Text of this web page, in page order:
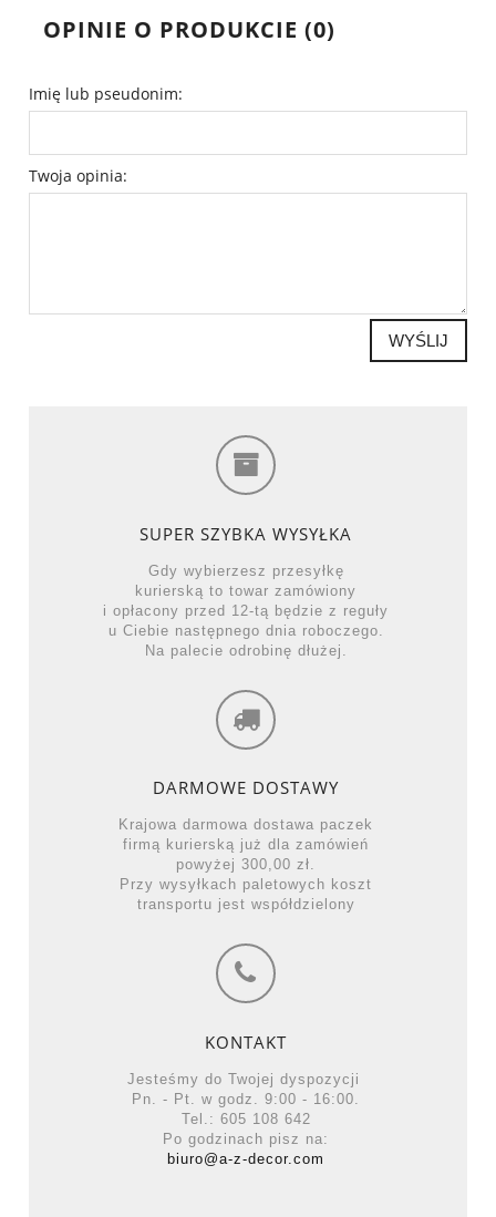
OPINIE O PRODUKCIE (0)
Imię lub pseudonim:
Twoja opinia:
WYŚLIJ
SUPER SZYBKA WYSYŁKA
Gdy wybierzesz przesyłkę
kurierską to towar zamówiony
i opłacony przed 12-tą będzie z reguły
u Ciebie następnego dnia roboczego.
Na palecie odrobinę dłużej.
DARMOWE DOSTAWY
Krajowa darmowa dostawa paczek
firmą kurierską już dla zamówień
powyżej 300,00 zł.
Przy wysyłkach paletowych koszt
transportu jest współdzielony
KONTAKT
Jesteśmy do Twojej dyspozycji
Pn. - Pt. w godz. 9:00 - 16:00.
Tel.: 605 108 642
Po godzinach pisz na:
biuro@a-z-decor.com